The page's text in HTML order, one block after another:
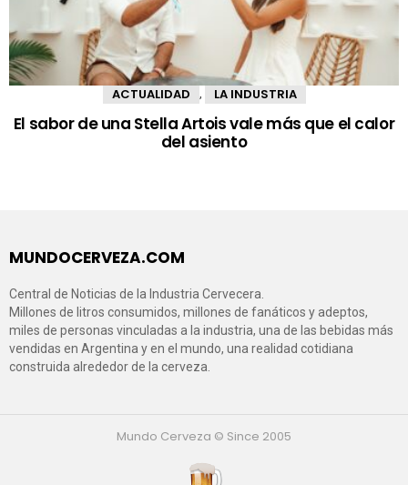
ACTUALIDAD , LA INDUSTRIA
El sabor de una Stella Artois vale más que el calor
del asiento
MUNDOCERVEZA.COM
Central de Noticias de la Industria Cervecera.
Millones de litros consumidos, millones de fanáticos y adeptos,
miles de personas vinculadas a la industria, una de las bebidas más
vendidas en Argentina y en el mundo, una realidad cotidiana
construida alrededor de la cerveza.
Mundo Cerveza © Since 2005